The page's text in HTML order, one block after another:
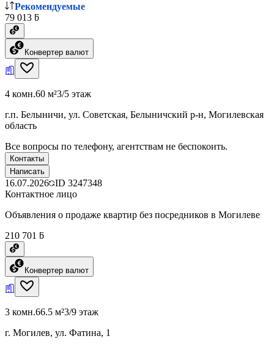
Рекомендуемые
79 013 ƃ
Конвертер валют
4 комн.60 м²3/5 этаж
г.п. Белыничи, ул. Советская, Белыничский р-н, Могилевская
область
Все вопросы по телефону, агентствам не беспокоить.
Контакты
Написать
16.07.2026 ID 3247348
Контактное лицо
Объявления о продаже квартир без посредников в Могилеве
210 701 ƃ
Конвертер валют
3 комн.66.5 м²3/9 этаж
г. Могилев, ул. Фатина, 1